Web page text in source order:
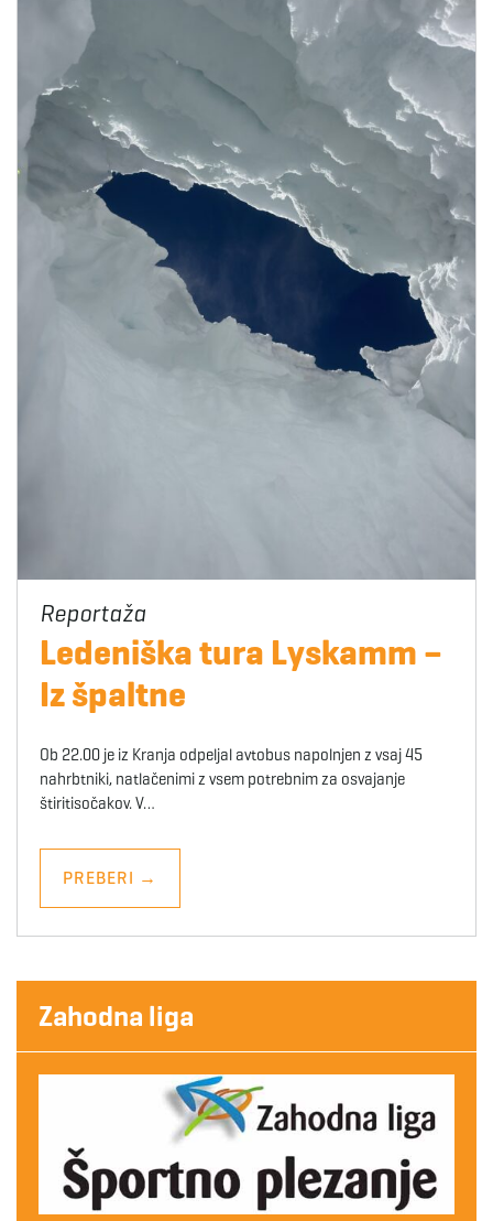
Ledeniška tura Lyskamm –
Iz špaltne
Ob 22.00 je iz Kranja odpeljal avtobus napolnjen z vsaj 45
nahrbtniki, natlačenimi z vsem potrebnim za osvajanje
štiritisočakov. V…
PREBERI →
Zahodna liga